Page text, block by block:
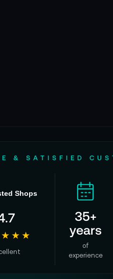
& SATISFIED
Shops
35+
years
of
experience